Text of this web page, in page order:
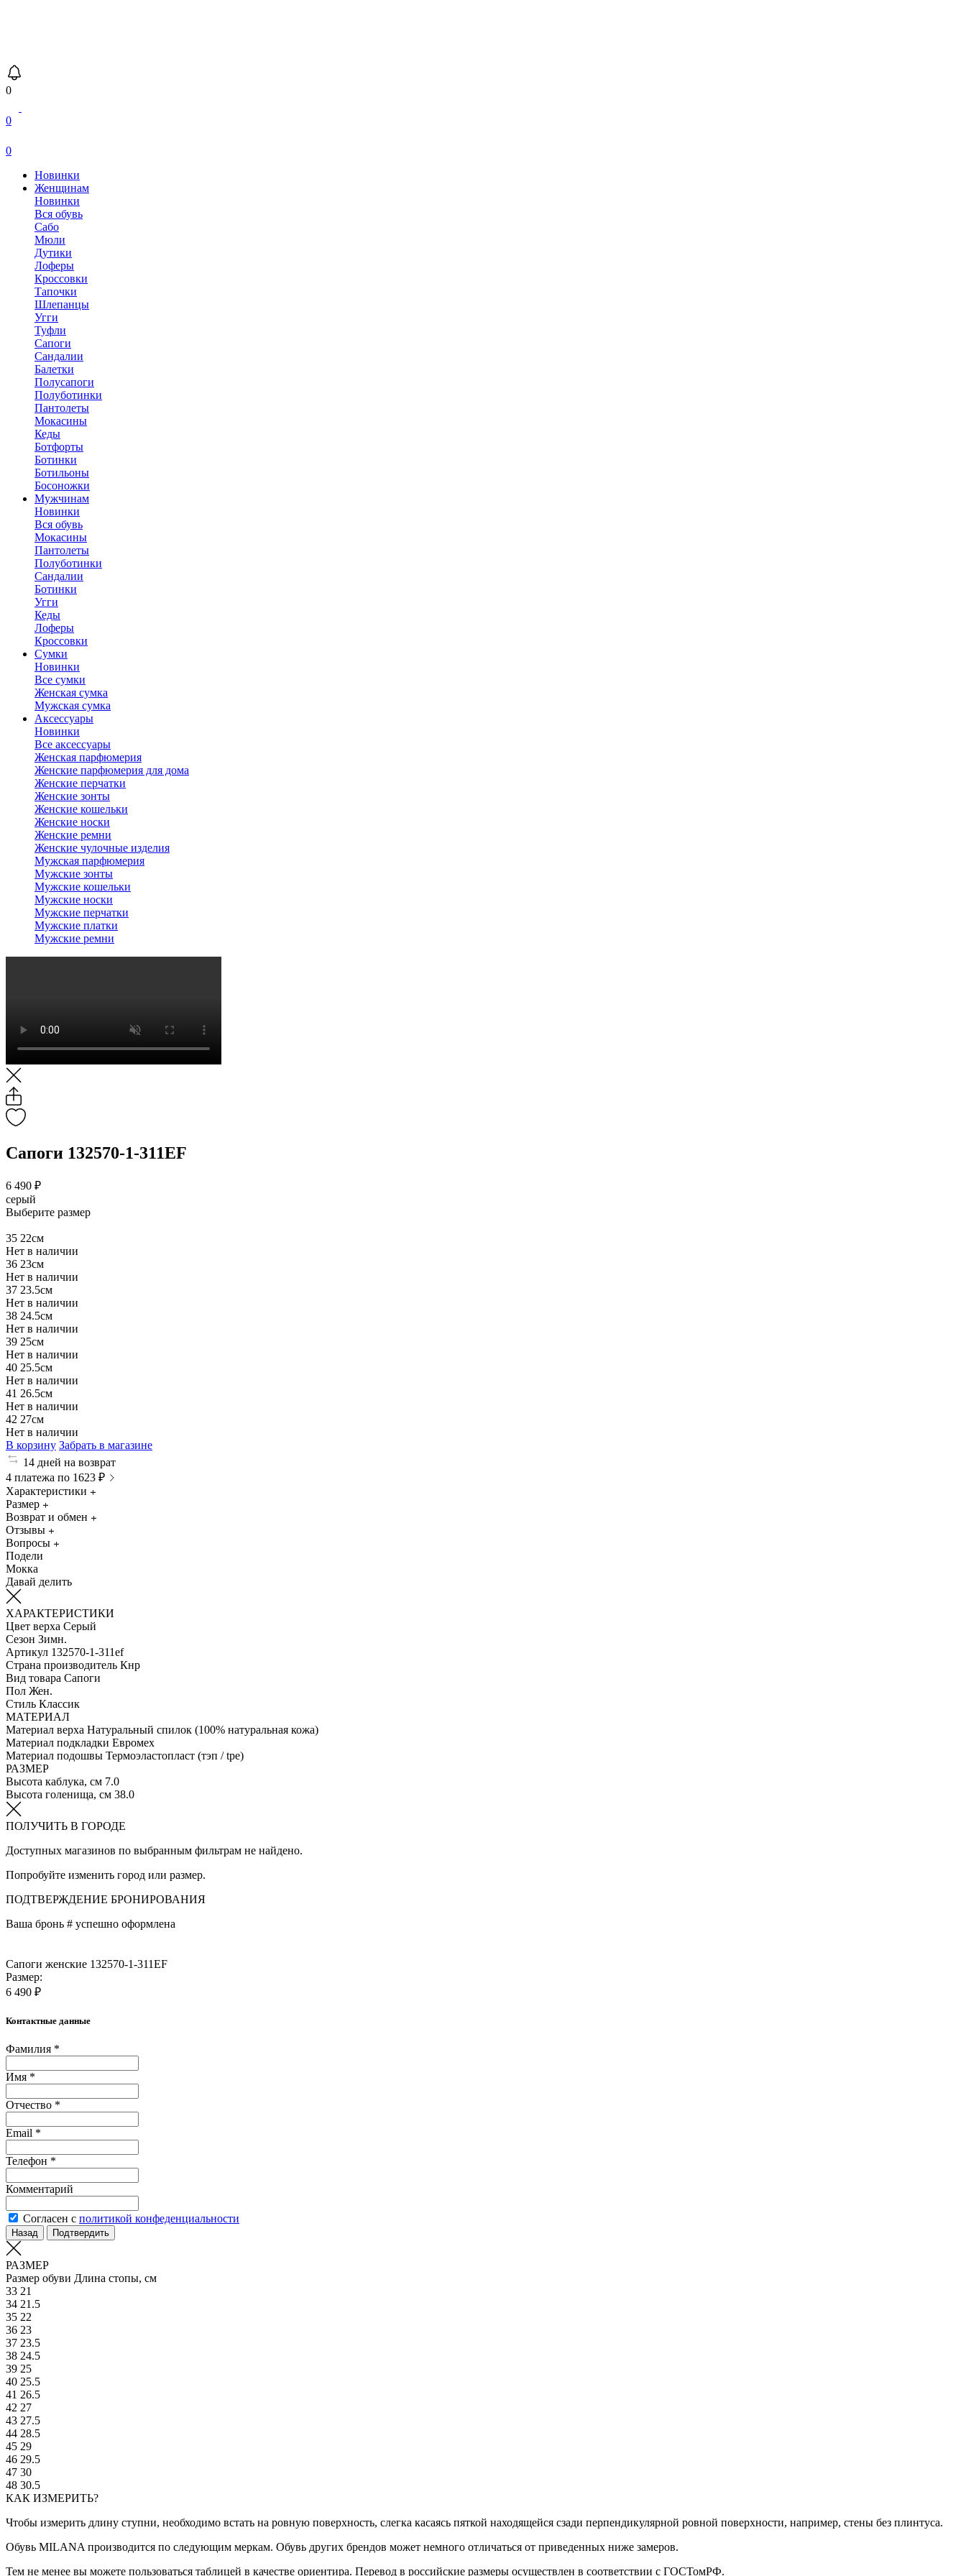
0
0
0
Новинки
Женщинам
Новинки
Вся обувь
Сабо
Мюли
Дутики
Лоферы
Кроссовки
Тапочки
Шлепанцы
Угги
Туфли
Сапоги
Сандалии
Балетки
Полусапоги
Полуботинки
Пантолеты
Мокасины
Кеды
Ботфорты
Ботинки
Ботильоны
Босоножки
Мужчинам
Новинки
Вся обувь
Мокасины
Пантолеты
Полуботинки
Сандалии
Ботинки
Угги
Кеды
Лоферы
Кроссовки
Сумки
Новинки
Все сумки
Женская сумка
Мужская сумка
Аксессуары
Новинки
Все аксессуары
Женская парфюмерия
Женские парфюмерия для дома
Женские перчатки
Женские зонты
Женские кошельки
Женские носки
Женские ремни
Женские чулочные изделия
Мужская парфюмерия
Мужские зонты
Мужские кошельки
Мужские носки
Мужские перчатки
Мужские платки
Мужские ремни
Сапоги 132570-1-311EF
6 490 ₽
серый
Выберите размер
35 22см
Нет в наличии
36 23см
Нет в наличии
37 23.5см
Нет в наличии
38 24.5см
Нет в наличии
39 25см
Нет в наличии
40 25.5см
Нет в наличии
41 26.5см
Нет в наличии
42 27см
Нет в наличии
В корзину Забрать в магазине
14 дней на возврат
4 платежа по 1623 ₽
Характеристики
Размер
Возврат и обмен
Отзывы
Вопросы
Подели
Мокка
Давай делить
ХАРАКТЕРИСТИКИ
Цвет верха Серый
Сезон Зимн.
Артикул 132570-1-311ef
Страна производитель Кнр
Вид товара Сапоги
Пол Жен.
Стиль Классик
МАТЕРИАЛ
Материал верха Натуральный спилок (100% натуральная кожа)
Материал подкладки Евромех
Материал подошвы Термоэластопласт (тэп / tpe)
РАЗМЕР
Высота каблука, см 7.0
Высота голенища, см 38.0
ПОЛУЧИТЬ В ГОРОДЕ
Доступных магазинов по выбранным фильтрам не найдено.
Попробуйте изменить город или размер.
ПОДТВЕРЖДЕНИЕ БРОНИРОВАНИЯ
Ваша бронь # успешно оформлена
Сапоги женские 132570-1-311EF
Размер:
6 490 ₽
Контактные данные
Фамилия *
Имя *
Отчество *
Email *
Телефон *
Комментарий
Согласен с политикой конфеденциальности
Назад Подтвердить
РАЗМЕР
Размер обуви Длина стопы, см
33 21
34 21.5
35 22
36 23
37 23.5
38 24.5
39 25
40 25.5
41 26.5
42 27
43 27.5
44 28.5
45 29
46 29.5
47 30
48 30.5
КАК ИЗМЕРИТЬ?
Чтобы измерить длину ступни, необходимо встать на ровную поверхность, слегка касаясь пяткой находящейся сзади перпендикулярной ровной поверхности, например, стены без плинтуса.
Обувь MILANA производится по следующим меркам. Обувь других брендов может немного отличаться от приведенных ниже замеров.
Тем не менее вы можете пользоваться таблицей в качестве ориентира. Перевод в российские размеры осуществлен в соответствии с ГОСТомРФ.